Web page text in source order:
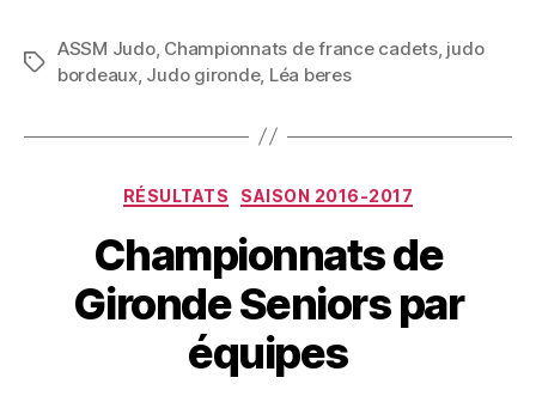
ASSM Judo, Championnats de france cadets, judo
bordeaux, Judo gironde, Léa beres
RÉSULTATS SAISON 2016-2017
Championnats de
Gironde Seniors par
équipes